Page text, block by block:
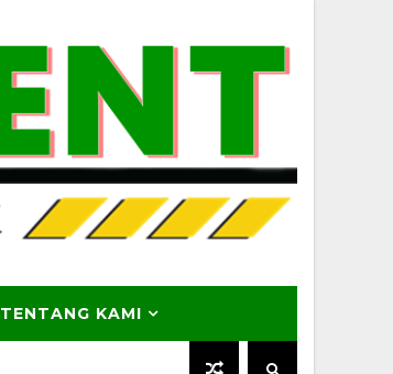
TENTANG KAMI